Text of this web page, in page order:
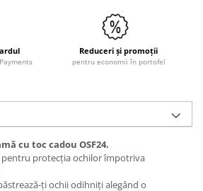
Reduceri și promoții
pentru economii în portofel
cu toc cadou OSF24.
pentru protecția ochilor împotriva
ți ochii odihniți alegând o